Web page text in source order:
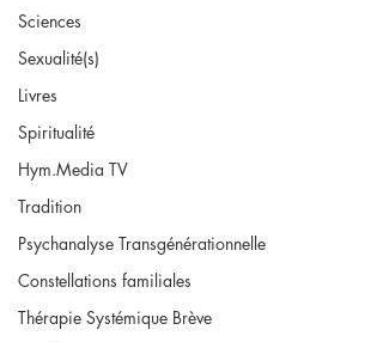
Sciences
Sexualité(s)
Livres
Spiritualité
Hym.Media TV
Tradition
Psychanalyse Transgénérationnelle
Constellations familiales
Thérapie Systémique Brève